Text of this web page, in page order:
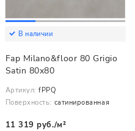
В наличии
Fap Milano&floor 80 Grigio
Satin 80x80
Артикул: fPPQ
Поверхность: сатинированная
11 319 руб./м²